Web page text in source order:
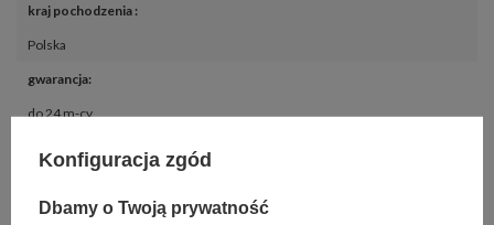
kraj pochodzenia :
Polska
gwarancja:
do 24 m-cy
parametry:
Konfiguracja zgód
Dbamy o Twoją prywatność